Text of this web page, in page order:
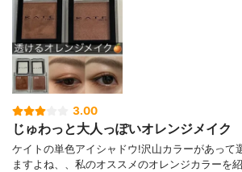
3.00
じゅわっと大人っぽいオレンジメイク
ケイトの単色アイシャドウ!沢山カラーがあって
ますよね、、私のオススメのオレンジカラーを